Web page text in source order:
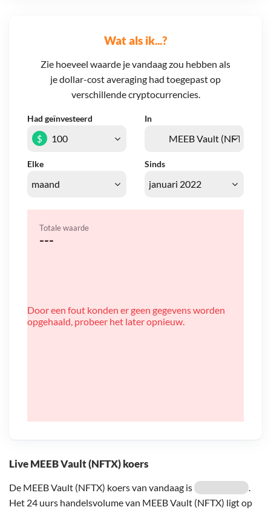
Live MEEB Vault (NFTX) koers
De MEEB Vault (NFTX) koers van vandaag is
.
Het 24 uurs handelsvolume van MEEB Vault (NFTX) ligt op
Wat als ik...?
Zie hoeveel waarde je vandaag zou hebben als
je dollar-cost averaging had toegepast op
verschillende cryptocurrencies.
Had geïnvesteerd In
Elke Sinds
$
Totale waarde
---
Door een fout konden er geen gegevens worden
opgehaald, probeer het later opnieuw.